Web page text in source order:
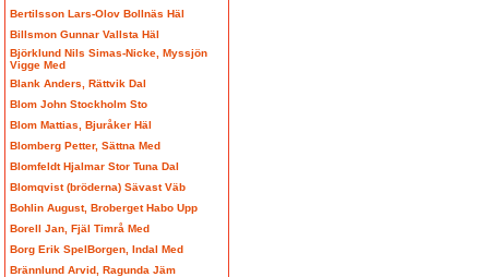
Bertilsson Lars-Olov Bollnäs Häl
Billsmon Gunnar Vallsta Häl
Björklund Nils Simas-Nicke, Myssjön
Vigge Med
Blank Anders, Rättvik Dal
Blom John Stockholm Sto
Blom Mattias, Bjuråker Häl
Blomberg Petter, Sättna Med
Blomfeldt Hjalmar Stor Tuna Dal
Blomqvist (bröderna) Sävast Väb
Bohlin August, Broberget Habo Upp
Borell Jan, Fjäl Timrå Med
Borg Erik SpelBorgen, Indal Med
Brännlund Arvid, Ragunda Jäm